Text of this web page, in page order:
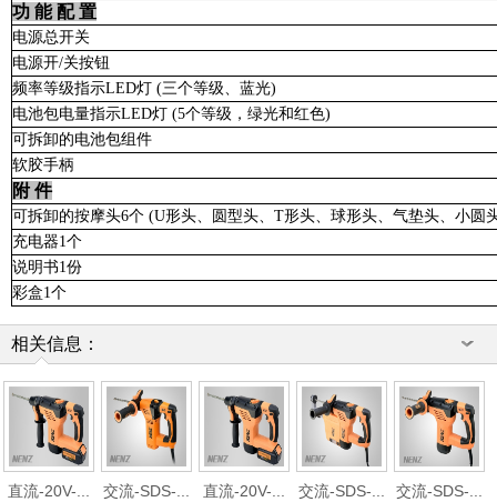
功 能 配 置
电源总开关
电源开/关按钮
频率等级指示LED灯 (三个等级、蓝光)
电池包电量指示LED灯 (5个等级，绿光和红色)
可拆卸的电池包组件
软胶手柄
附 件
可拆卸的按摩头6个 (U形头、圆型头、 T形头、球形头、气垫头、小圆
充电器1 个
说明书1 份
彩盒1 个
相关信息：
直流-20V-... 交流-SDS-... 直流-20V-... 交流-SDS-... 交流-SDS-...